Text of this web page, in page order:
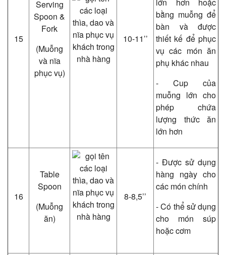
15
Serving
Spoon &
Fork
(Muỗng
và nĩa
phục vụ)
10-11’’
bằng muỗng để
bàn và được
thiết kế để phục
vụ các món ăn
phụ khác nhau
- Cup của
muỗng lớn cho
phép chứa
lượng thức ăn
lớn hơn
16
Table
Spoon
(Muỗng
ăn)
8-8,5’’
- Được sử dụng
hàng ngày cho
các món chính
- Có thể sử dụng
cho món súp
hoặc cơm